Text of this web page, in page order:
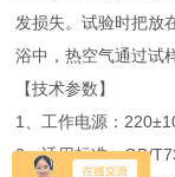
发损失。试验时把放
浴中，热空气通过试
【技术参数】
1、工作电源：
2、适用标准：GB/